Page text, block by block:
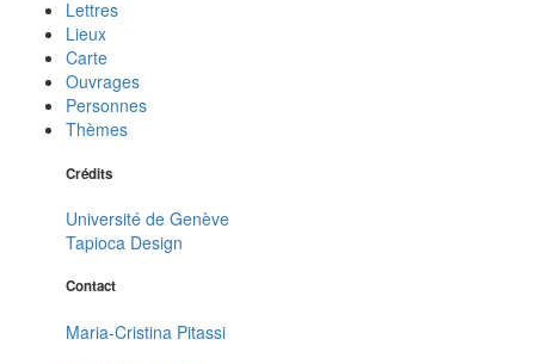
Lettres
Lieux
Carte
Ouvrages
Personnes
Thèmes
Crédits
Université de Genève
Tapioca Design
Contact
Maria-Cristina Pitassi